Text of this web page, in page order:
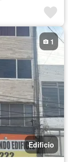
por cable
Edificio
1